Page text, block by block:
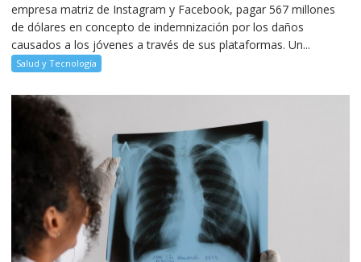
empresa matriz de Instagram y Facebook, pagar 567 millones
de dólares en concepto de indemnización por los daños
causados a los jóvenes a través de sus plataformas. Un...
Salud y Tecnología